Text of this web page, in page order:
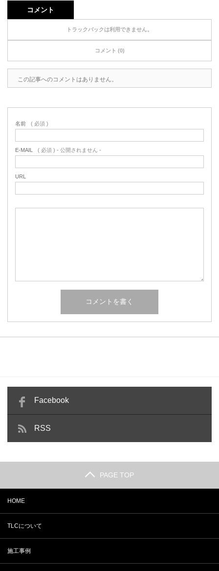
コメント
トラックバックは利用できません。
コメント (0)
この記事へのコメントはありません。
名前 ( 必須 )
E-MAIL ( 必須 ) - 公開されません -
URL
Facebook
RSS
PAGE TOP
HOME
TLCについて
施工事例